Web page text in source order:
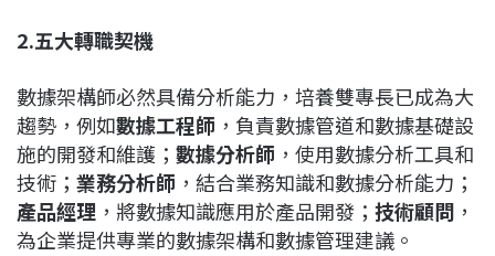
2.五大轉職契機
數據架構師必然具備分析能力，培養雙專長已成為大
趨勢，例如數據工程師 ，負責數據管道和數據基礎設
施的開發和維護； 數據分析師 ，使用數據分析工具和
技術； 業務分析師 ，結合業務知識和數據分析能力；
產品經理 ，將數據知識應用於產品開發； 技術顧問 ，
為企業提供專業的數據架構和數據管理建議。